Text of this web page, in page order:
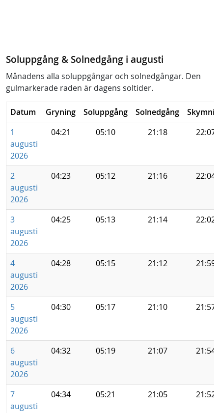
Soluppgång & Solnedgång i augusti
Månadens alla soluppgångar och solnedgångar. Den
gulmarkerade raden är dagens soltider.
Datum Gryning Soluppgång Solnedgång
1
augusti
2026
04:21 05:10 21:18 22:07
2
augusti
2026
04:23 05:12 21:16 22:04
3
augusti
2026
04:25 05:13 21:14 22:02
4
augusti
2026
04:28 05:15 21:12 21:59
5
augusti
2026
04:30 05:17 21:10 21:57
6
augusti
2026
04:32 05:19 21:07 21:54
7
augusti
04:34 05:21 21:05 21:52